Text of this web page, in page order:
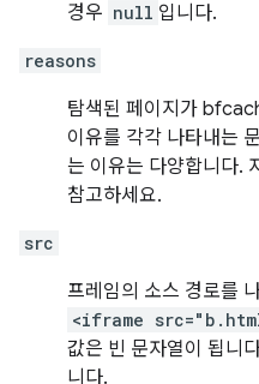
경우 null 입니다.
reasons
탐색된 페이지가
이유를 각각 나타내는
는 이유는 다양합니다.
참고하세요.
src
프레임의 소스 경로를
<iframe
값은 빈 문자열이 됩니
니다.